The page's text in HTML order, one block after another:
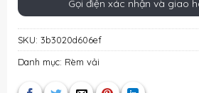
Gọi điện xác nhận và giao
SKU: 3b3020d606ef
Danh mục: Rèm vải